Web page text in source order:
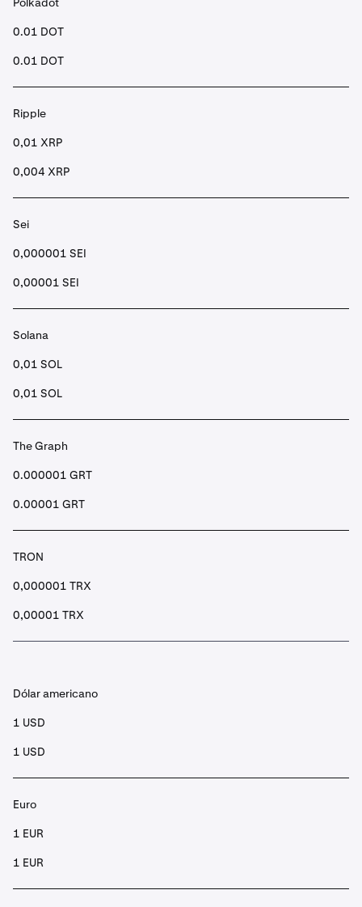
0.01 DOT
0.01 DOT
Ripple
0,01 XRP
0,004 XRP
Sei
0,000001 SEI
0,00001 SEI
Solana
0,01 SOL
0,01 SOL
The Graph
0.000001 GRT
0.00001 GRT
TRON
0,000001 TRX
0,00001 TRX
Dólar americano
1 USD
1 USD
Euro
1 EUR
1 EUR